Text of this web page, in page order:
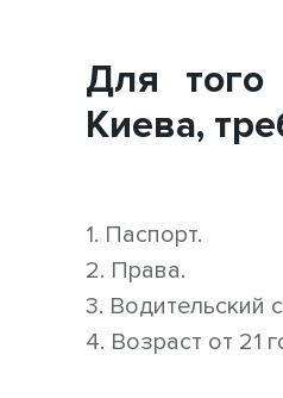
Для того
Киева,
1. Паспорт.
2. Права.
3. Водительский
4. Возраст от 21